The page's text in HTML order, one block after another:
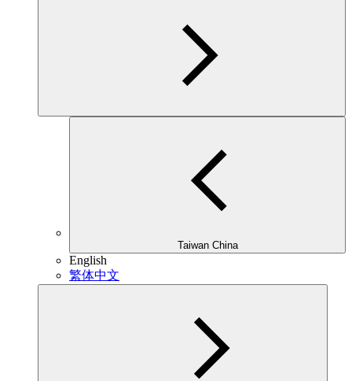
Taiwan China
English
繁体中文